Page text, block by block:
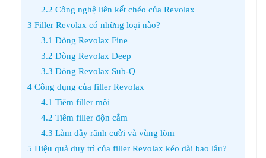
2.2 Công nghệ liên kết chéo của Revolax
3 Filler Revolax có những loại nào?
3.1 Dòng Revolax Fine
3.2 Dòng Revolax Deep
3.3 Dòng Revolax Sub-Q
4 Công dụng của filler Revolax
4.1 Tiêm filler môi
4.2 Tiêm filler độn cằm
4.3 Làm đầy rãnh cười và vùng lõm
5 Hiệu quả duy trì của filler Revolax kéo dài bao lâu?